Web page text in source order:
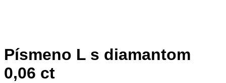
Písmeno L s diamantom
0,06 ct